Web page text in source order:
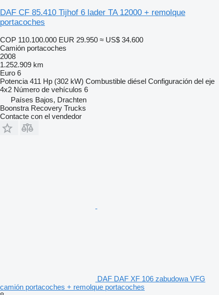
DAF CF 85.410 Tijhof 6 lader TA 12000 + remolque
portacoches
COP 110.100.000 EUR 29.950 ≈ US$ 34.600
Camión portacoches
2008
1.252.909 km
Euro 6
Potencia 411 Hp (302 kW) Combustible diésel Configuración del eje
4x2 Número de vehículos 6
Países Bajos, Drachten
Boonstra Recovery Trucks
Contacte con el vendedor
DAF DAF XF 106 zabudowa VFG
camión portacoches + remolque portacoches